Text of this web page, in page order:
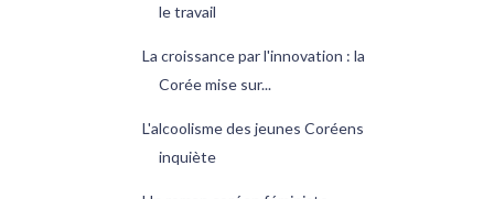
le travail
La croissance par l'innovation : la
Corée mise sur...
L'alcoolisme des jeunes Coréens
inquiète